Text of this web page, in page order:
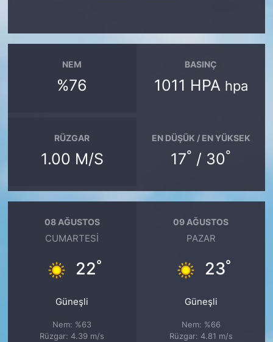
NEM
%76
BASINÇ
1011 HPA hpa
RÜZGAR
1.00 M/S
EN DÜŞÜK / EN YÜKSEK
17° / 30°
08 AĞUSTOS
CUMARTESI
22°
Güneşli
Nem: %63
Rüzgar: 4.39 m/s
09 AĞUSTOS
PAZAR
23°
Güneşli
Nem: %66
Rüzgar: 4.81 m/s